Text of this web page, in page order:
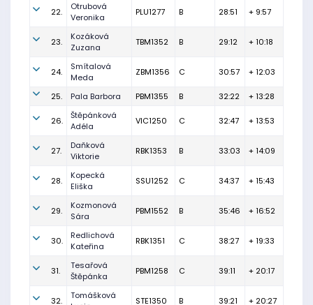
22.
Otrubová
Veronika
PLU1277 B 28:51 + 9:57
23.
Kozáková
Zuzana
TBM1352 B 29:12 + 10:18
24.
Smítalová
Meda
ZBM1356 C 30:57 + 12:03
25. Pala Barbora PBM1355 B 32:22 + 13:28
26.
Štěpánková
Adéla
VIC1250 C 32:47 + 13:53
27.
Daňková
Viktorie
RBK1353 B 33:03 + 14:09
28.
Kopecká
Eliška
SSU1252 C 34:37 + 15:43
29.
Kozmonová
Sára
PBM1552 B 35:46 + 16:52
30.
Redlichová
Kateřina
RBK1351 C 38:27 + 19:33
31.
Tesařová
Štěpánka
PBM1258 C 39:11 + 20:17
32.
Tomášková
STE1350 B 39:21 + 20:27